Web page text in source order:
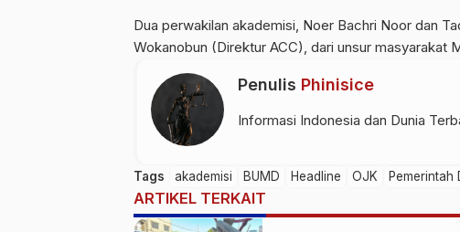
Dua perwakilan akademisi, Noer Bachri Noor dan
Wokanobun (Direktur ACC), dari unsur masyarakat
Penulis Phinisice
Informasi Indonesia dan Dunia
Tags akademisi BUMD Headline OJK Pemerintah
ARTIKEL TERKAIT